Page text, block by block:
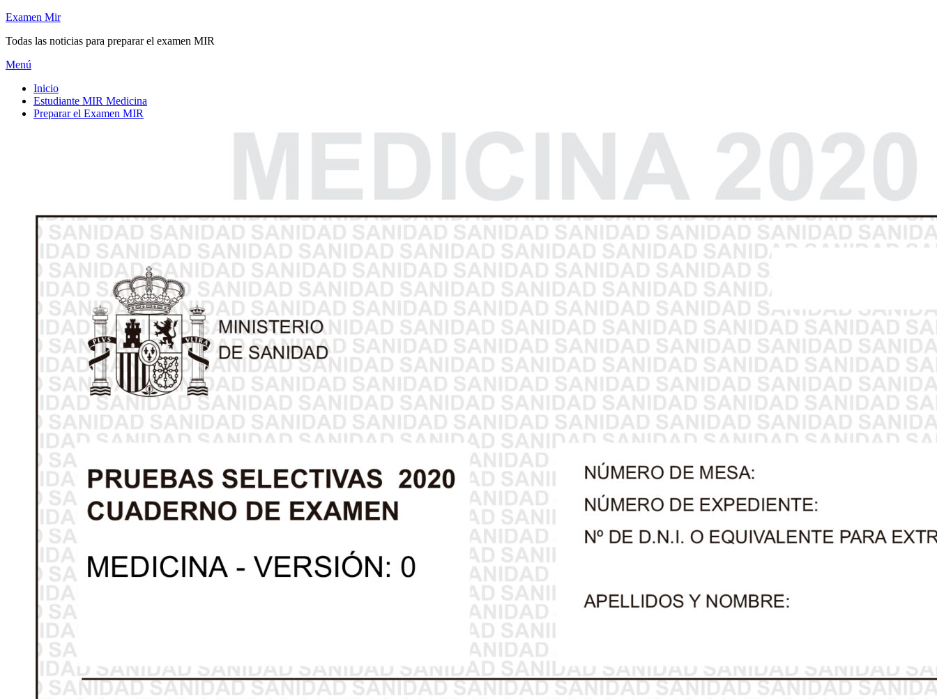
Saltar
contenido
Examen Mir
Todas las noticias para preparar el examen MIR
Menú
Inicio
Estudiante MIR Medicina
Preparar el Examen MIR